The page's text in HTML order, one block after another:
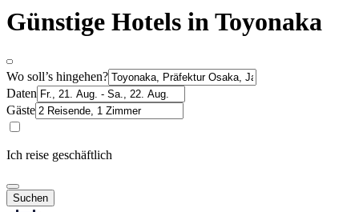
Günstige Hotels in Toyonaka
Wo soll’s hingehen?
Daten
Gäste
Ich reise geschäftlich
Suchen